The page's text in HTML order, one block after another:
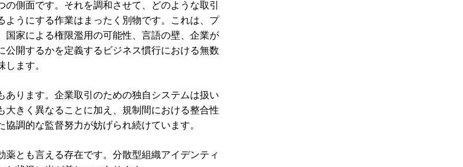
側面です。それを調和させて、どのような取引
うにする作業はまったく別物です。これは、プ
国家による権限濫用の可能性、言語の壁、企業が
開するかを定義するビジネス慣行における無数
ます。
ります。企業取引のための独自システムは扱い
きく異なることに加え、規制間における整合性
調的な監督努力が妨げられ続けています。
とも言える存在です。分散型組織アイデンティ